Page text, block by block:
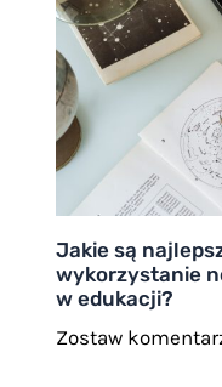
Jakie są
wykorzystanie
w edukacji?
Zostaw